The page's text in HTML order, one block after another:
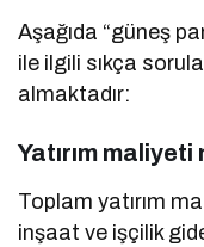
Aşağıda “güneş
ile ilgili sıkça
almaktadır:
Yatırım maliyeti
Toplam yatırım
inşaat ve işçilik